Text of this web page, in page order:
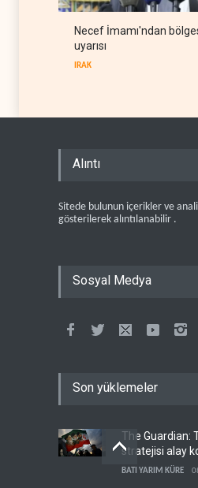
Necef İmamı'ndan
uyarısı
IRAK
Alıntı
Sitede bulunun içerikler ve
gösterilerek alıntılanabilir .
Sosyal Medya
Son yüklemeler
The Guardian:
stratejisi alay
BATI YARIM KÜRE